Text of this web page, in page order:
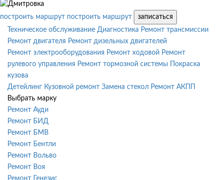
построить маршрут построить маршрут
записаться
Техническое обслуживание Диагностика Ремонт трансмиссии
Ремонт двигателя Ремонт дизельных двигателей
Ремонт электрооборудования Ремонт ходовой Ремонт
рулевого управления Ремонт тормозной системы
Покраска
кузова
Детейлинг Кузовной ремонт Замена стекол Ремонт АКПП
Выбрать марку
Ремонт Ауди
Ремонт БИД
Ремонт БМВ
Ремонт Бентли
Ремонт Вольво
Ремонт Воя
Ремонт Генезис